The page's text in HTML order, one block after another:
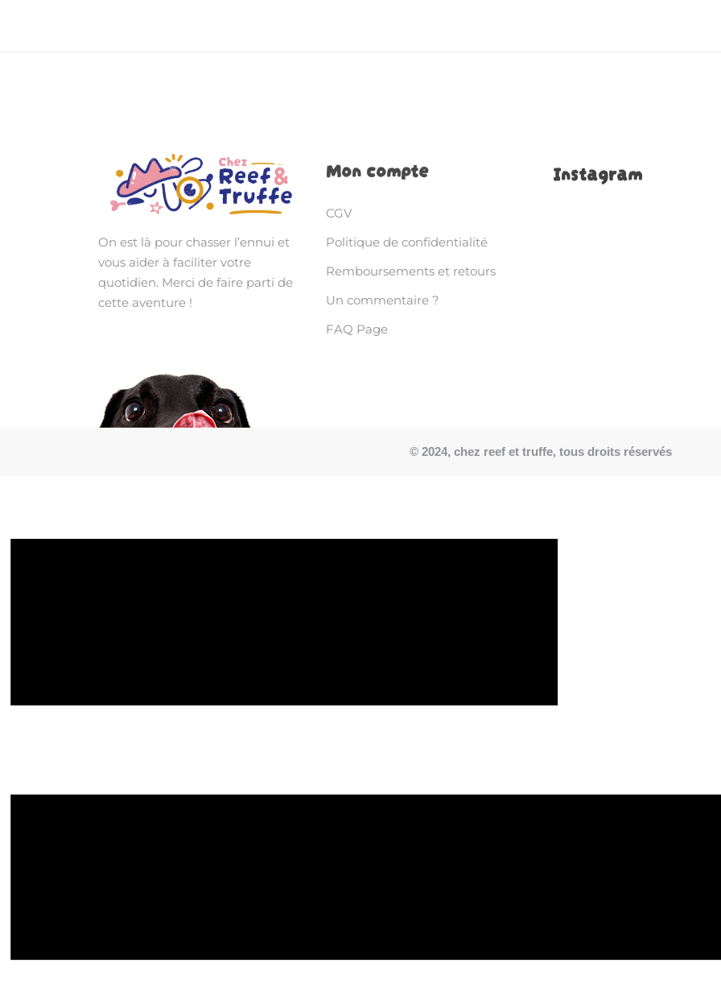
On est là pour chasser l’ennui et
vous aider à faciliter votre
quotidien. Merci de faire parti de
cette aventure !
Mon compte
CGV
Politique de confidentialité
Remboursements et retours
Un commentaire ?
FAQ Page
Instagram
© 2024, chez reef et truffe, tous droits réservés